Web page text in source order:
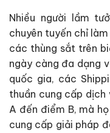
Nhiều người lầm
chuyên tuyến chỉ
các thùng sắt trên
ngày càng đa dạng
quốc gia, các
thuần cung cấp dịch
A đến điểm B, mà
cung cấp giải pháp